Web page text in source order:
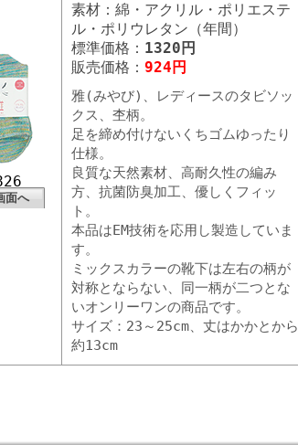
面へ
素材：綿・アクリル・ポリエステ
ル・ポリウレタン（年間）
標準価格： 1320円
販売価格： 924円
雅(みやび)、レディースのタビソッ
クス、杢柄。
足を締め付けないくちゴムゆったり
仕様。
良質な天然素材、高耐久性の編み
方、抗菌防臭加工、優しくフィッ
ト。
本品はEM技術を応用し製造していま
す。
ミックスカラーの靴下は左右の柄が
対称とならない、同一柄が二つとな
いオンリーワンの商品です。
サイズ：23～25cm、丈はかかとから
約13cm